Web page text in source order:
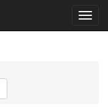
Menu